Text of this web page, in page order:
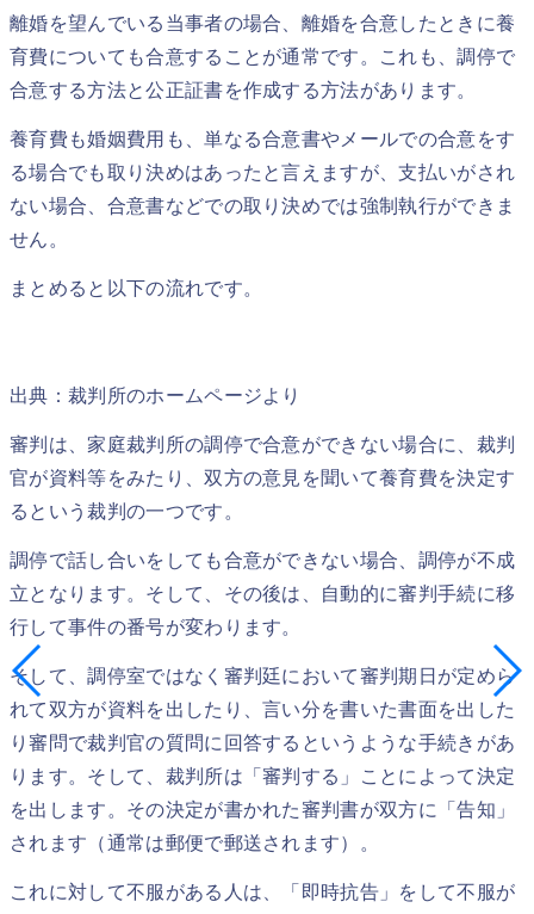
離婚を望んでいる当事者の場合、離婚を合意したときに養
育費についても合意することが通常です。これも、調停で
合意する方法と公正証書を作成する方法があります。
養育費も婚姻費用も、単なる合意書やメールでの合意をす
る場合でも取り決めはあったと言えますが、支払いがされ
ない場合、合意書などでの取り決めでは強制執行ができま
せん。
まとめると以下の流れです。
出典：裁判所のホームページより
審判は、家庭裁判所の調停で合意ができない場合に、裁判
官が資料等をみたり、双方の意見を聞いて養育費を決定す
るという裁判の一つです。
調停で話し合いをしても合意ができない場合、調停が不成
立となります。そして、その後は、自動的に審判手続に移
行して事件の番号が変わります。
そして、調停室ではなく審判廷において審判期日が定めら
れて双方が資料を出したり、言い分を書いた書面を出した
り審問で裁判官の質問に回答するというような手続きがあ
ります。そして、裁判所は「審判する」ことによって決定
を出します。その決定が書かれた審判書が双方に「告知」
されます（通常は郵便で郵送されます）。
これに対して不服がある人は、「即時抗告」をして不服が